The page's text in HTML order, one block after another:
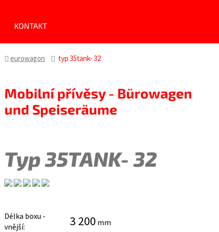
KONTAKT
eurowagon typ 35tank- 32
Mobilní přívěsy - Bürowagen
und Speiseräume
Typ 35TANK- 32
Délka boxu -
vnější:
3 200 mm